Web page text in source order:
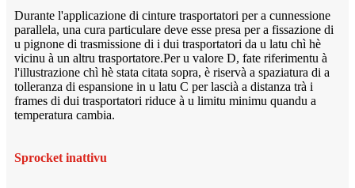
Durante l'applicazione di cinture trasportatori per a cunnessione
parallela, una cura particulare deve esse presa per a fissazione di
u pignone di trasmissione di i dui trasportatori da u latu chì hè
vicinu à un altru trasportatore.Per u valore D, fate riferimentu à
l'illustrazione chì hè stata citata sopra, è riservà a spaziatura di a
tolleranza di espansione in u latu C per lascià a distanza trà i
frames di dui trasportatori riduce à u limitu minimu quandu a
temperatura cambia.
Sprocket inattivu